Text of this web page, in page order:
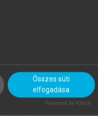
MI – ÁLTALÁNOS IRÁNYELVEK
Összes süti
elfogadása
Powered by Klaro!